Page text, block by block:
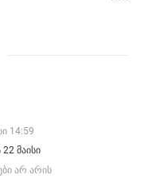
14:59
22 მაისი
არ არის